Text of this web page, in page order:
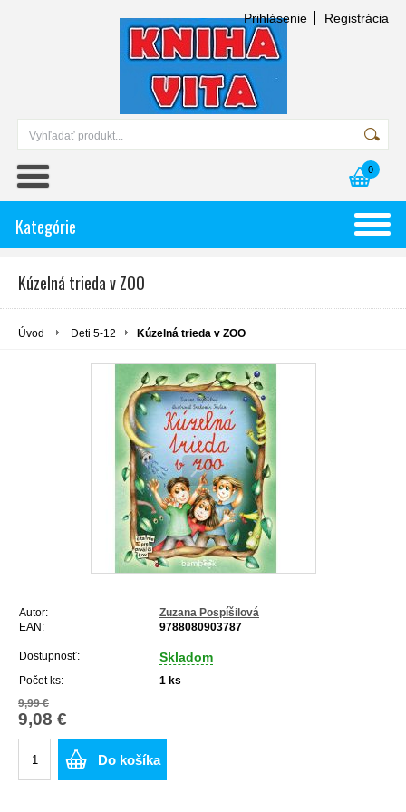
Prihlásenie Registrácia
0
Kategórie
Kúzelná trieda v ZOO
Úvod Deti 5-12 Kúzelná trieda v ZOO
Autor:
Zuzana Pospíšilová
EAN:
9788080903787
Dostupnosť: Skladom
Počet ks: 1 ks
9,99 €
9,08 €
Do košíka